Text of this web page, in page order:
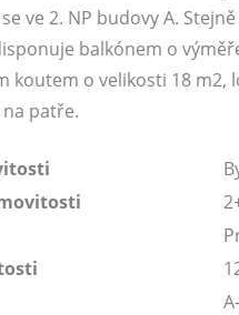
ve 2. NP budovy A.
balkónem o
koutem o velikosti 18
patře.